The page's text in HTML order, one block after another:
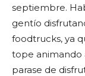
septiembre.
gentío
foodtrucks, ya
tope animando
parase de